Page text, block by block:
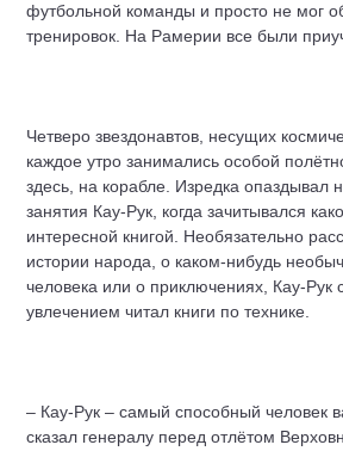
футбольной команды и просто не мог
тренировок. На Рамерии все были
Четверо звездонавтов, несущих
каждое утро занимались особой
здесь, на корабле. Изредка опаздывал
занятия Кау-Рук, когда зачитывался
интересной книгой. Необязательно
истории народа, о каком-нибудь
человека или о приключениях, Кау-
увлечением читал книги по технике.
– Кау-Рук – самый способный человек
сказал генералу перед отлётом